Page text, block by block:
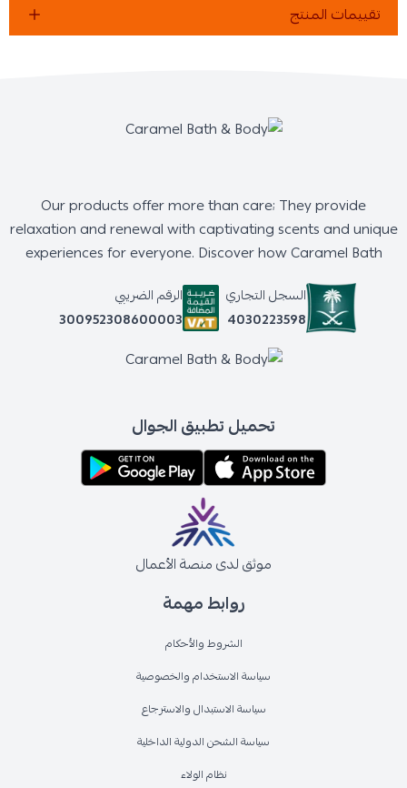
تقييمات المنتج
روابط مهمة
الشروط والأحكام
سياسة الاستخدام والخصوصية
سياسة الاستبدال والاسترجاع
سياسة الشحن الدولية الداخلية
نظام الولاء
Our products offer more than care; They provide
relaxation and renewal with captivating scents and unique
experiences for everyone. Discover how Caramel Bath
السجل التجاري
4030223598
الرقم الضريبي
300952308600003
تحميل تطبيق الجوال
موثق لدى منصة الأعمال